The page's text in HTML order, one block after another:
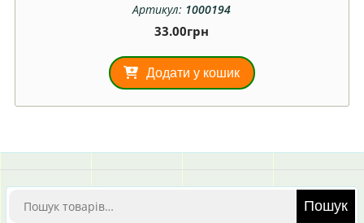
Артикул: 1000194
33.00грн
Додати у кошик
Шукати: Пошук